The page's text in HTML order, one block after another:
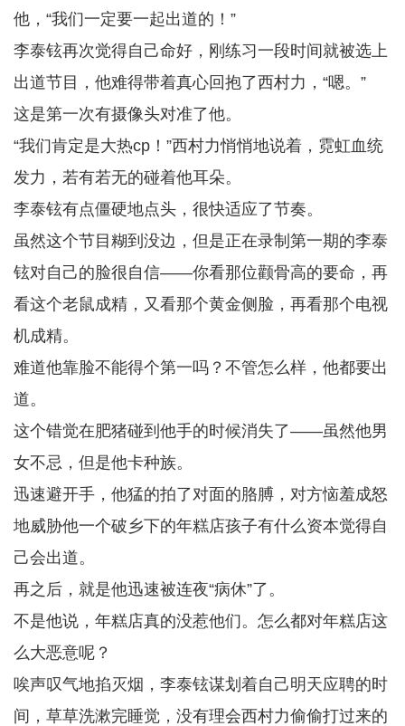
他，“我们一定要一起出道的！”
李泰铉再次觉得自己命好，刚练习一段时间就被选上
出道节目，他难得带着真心回抱了西村力，“嗯。”
这是第一次有摄像头对准了他。
“我们肯定是大热cp！”西村力悄悄地说着，霓虹血统
发力，若有若无的碰着他耳朵。
李泰铉有点僵硬地点头，很快适应了节奏。
虽然这个节目糊到没边，但是正在录制第一期的李泰
铉对自己的脸很自信——你看那位颧骨高的要命，再
看这个老鼠成精，又看那个黄金侧脸，再看那个电视
机成精。
难道他靠脸不能得个第一吗？不管怎么样，他都要出
道。
这个错觉在肥猪碰到他手的时候消失了——虽然他男
女不忌，但是他卡种族。
迅速避开手，他猛的拍了对面的胳膊，对方恼羞成怒
地威胁他一个破乡下的年糕店孩子有什么资本觉得自
己会出道。
再之后，就是他迅速被连夜“病休”了。
不是他说，年糕店真的没惹他们。怎么都对年糕店这
么大恶意呢？
唉声叹气地掐灭烟，李泰铉谋划着自己明天应聘的时
间，草草洗漱完睡觉，没有理会西村力偷偷打过来的